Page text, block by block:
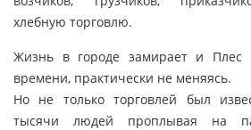
хлебную торговлю.
Жизнь в городе замирает и Плес
времени, практически не меняясь.
Но не только торговлей был
тысячи людей проплывая на